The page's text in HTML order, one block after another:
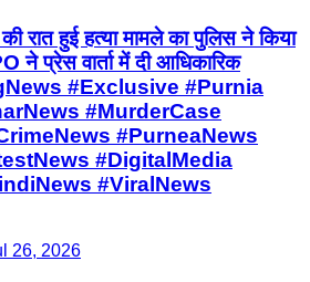
रात हुई हत्या मामले का पुलिस ने किया
ने प्रेस वार्ता में दी आधिकारिक
#Exclusive #Purnia
#MurderCase
#PurneaNews
#DigitalMedia
#ViralNews
26, 2026